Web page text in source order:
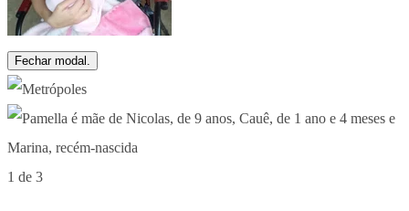
Fechar modal.
1 de 3